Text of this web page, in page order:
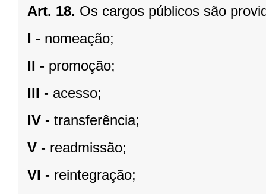
Art. 18. Os cargos públicos são
I - nomeação;
II - promoção;
III - acesso;
IV - transferência;
V - readmissão;
VI - reintegração;